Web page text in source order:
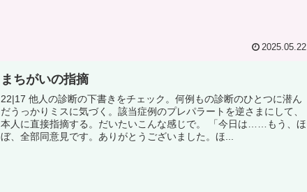
2025.05.22
まちがいの指摘
22|17 他人の診断の下書きをチェック。何例もの診断のひとつに潜ん
だうっかりミスに気づく。該当症例のプレパラートを逆さまにして、
本人に直接指摘する。だいたいこんな感じで。 「今日は……もう、ほ
ぼ、全部同意見です。ありがとうございました。ほ...